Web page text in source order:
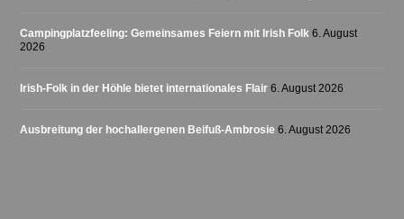
Campingplatzfeeling: Gemeinsames Feiern mit Irish Folk 6. August
2026
Irish-Folk in der Höhle bietet internationales Flair 6. August 2026
Ausbreitung der hochallergenen Beifuß-Ambrosie 6. August 2026